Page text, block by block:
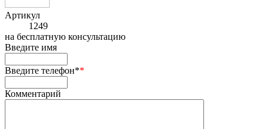
Артикул
1249
на бесплатную консультацию
Введите имя
Введите телефон**
Комментарий